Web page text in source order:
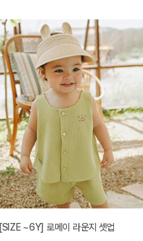
[SIZE ~6Y] 로메이 라운지 셋업